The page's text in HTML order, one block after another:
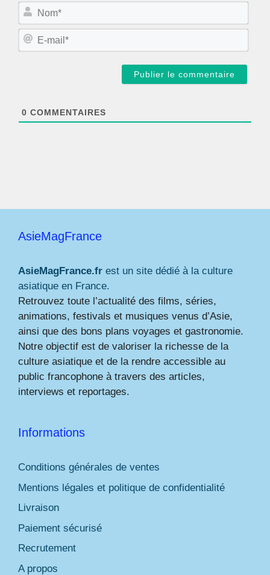
N
m
E
0 COMMENTAIRES
AsieMagFrance
AsieMagFrance.fr est un site dédié à la culture
asiatique en France.
Retrouvez toute l’actualité des films, séries,
animations, festivals et musiques venus d’Asie,
ainsi que des bons plans voyages et gastronomie.
Notre objectif est de valoriser la richesse de la
culture asiatique et de la rendre accessible au
public francophone à travers des articles,
interviews et reportages.
Informations
Conditions générales de ventes
Mentions légales et politique de confidentialité
Livraison
Paiement sécurisé
Recrutement
A propos